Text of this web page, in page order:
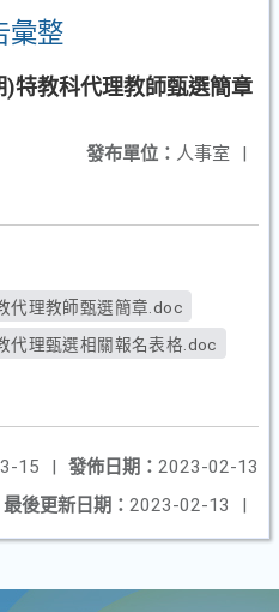
彙整
特教科代理教師甄選簡章
發布單位： 人事室 |
代理教師甄選簡章.doc
代理甄選相關報名表格.doc
發佈日期： 2023-02-13
15
|
最後更新日期： 2023-02-13 |